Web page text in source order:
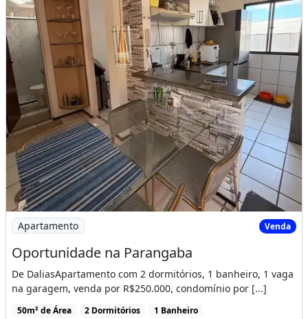
Imagem: Oportunidade na Parangaba
Apartamento Venda
Oportunidade na Parangaba
De DaliasApartamento com 2 dormitórios, 1 banheiro, 1 vaga
na garagem, venda por R$250.000, condomínio por [...]
50m² de Área 2 Dormitórios 1 Banheiro